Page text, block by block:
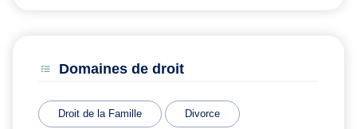
Domaines de droit
Droit de la Famille Divorce